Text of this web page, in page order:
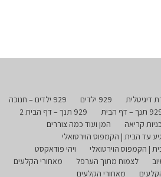
929 ילדים
929 ילדים – חנוכה
תנך – דף הבית
929 תנך – דף הבית 2
קריאה
המן ועוד כמה צוררים
עד הבית | הקמפוס הוירטואלי
| הקמפוס הוירטואלי
ויהי פודאקסט
לצמוח מתוך הערפל
מאחורי הקלעים
מאחורי הקלעים